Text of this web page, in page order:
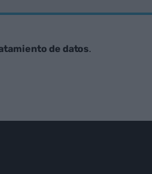
de datos.